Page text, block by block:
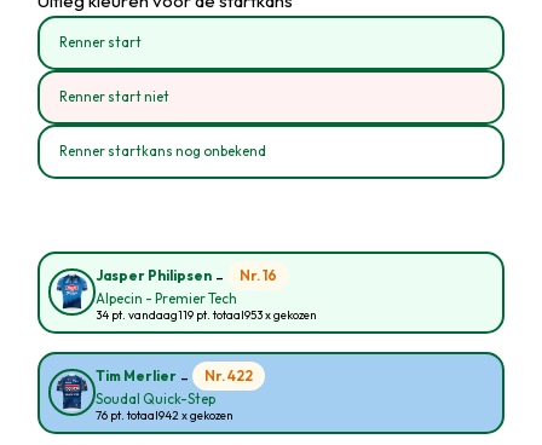
Renner start
Renner start niet
Renner startkans nog onbekend
Jasper Philipsen - Nr. 16
Alpecin - Premier Tech
34 pt. vandaag119 pt. totaal953 x gekozen
Tim Merlier - Nr. 422
Soudal Quick-Step
76 pt. totaal942 x gekozen